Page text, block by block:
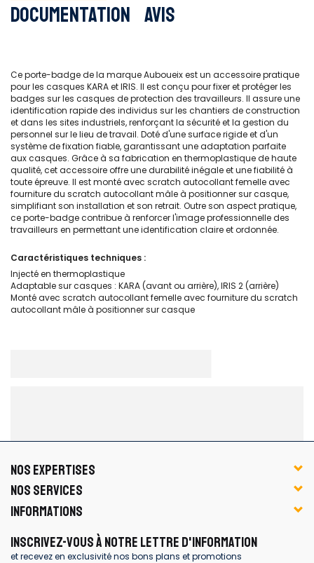
Documentation Avis
Ce porte-badge de la marque Auboueix est un accessoire pratique
pour les casques KARA et IRIS. Il est conçu pour fixer et protéger les
badges sur les casques de protection des travailleurs. Il assure une
identification rapide des individus sur les chantiers de construction
et dans les sites industriels, renforçant la sécurité et la gestion du
personnel sur le lieu de travail. Doté d'une surface rigide et d'un
système de fixation fiable, garantissant une adaptation parfaite
aux casques. Grâce à sa fabrication en thermoplastique de haute
qualité, cet accessoire offre une durabilité inégale et une fiabilité à
toute épreuve. Il est monté avec scratch autocollant femelle avec
fourniture du scratch autocollant mâle à positionner sur casque,
simplifiant son installation et son retrait. Outre son aspect pratique,
ce porte-badge contribue à renforcer l'image professionnelle des
travailleurs en permettant une identification claire et ordonnée.
Caractéristiques techniques :
Injecté en thermoplastique
Adaptable sur casques : KARA (avant ou arrière), IRIS 2 (arrière)
Monté avec scratch autocollant femelle avec fourniture du scratch
autocollant mâle à positionner sur casque
NOS EXPERTISES
NOS SERVICES
INFORMATIONS
INSCRIVEZ-VOUS À NOTRE LETTRE D'INFORMATION
et recevez en exclusivité nos bons plans et promotions